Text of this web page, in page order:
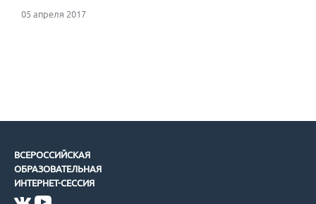
05 апреля 2017
ВСЕРОССИЙСКАЯ
ОБРАЗОВАТЕЛЬНАЯ
ИНТЕРНЕТ-СЕССИЯ